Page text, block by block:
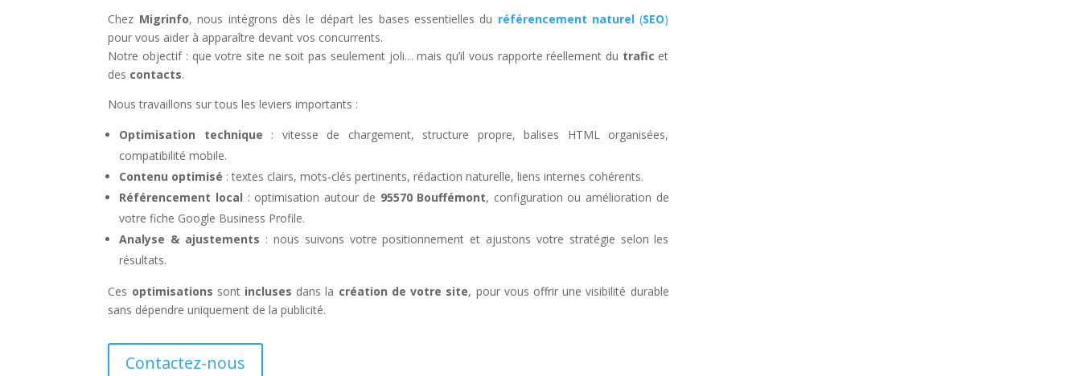
Chez Migrinfo, nous intégrons dès le départ les bases essentielles du référencement naturel (SEO)
pour vous aider à apparaître devant vos concurrents.
Notre objectif : que votre site ne soit pas seulement joli… mais qu’il vous rapporte réellement du trafic et
des contacts.
Nous travaillons sur tous les leviers importants :
Optimisation technique : vitesse de chargement, structure propre, balises HTML organisées,
compatibilité mobile.
Contenu optimisé : textes clairs, mots-clés pertinents, rédaction naturelle, liens internes cohérents.
Référencement local : optimisation autour de 95570 Bouffémont, configuration ou amélioration de
votre fiche Google Business Profile.
Analyse & ajustements : nous suivons votre positionnement et ajustons votre stratégie selon les
résultats.
Ces optimisations sont incluses dans la création de votre site, pour vous offrir une visibilité durable
sans dépendre uniquement de la publicité.
Contactez-nous